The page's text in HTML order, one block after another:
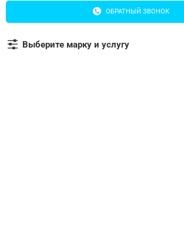
Сравнение
ОБРАТНЫЙ ЗВОНОК
Выберите марку и услугу